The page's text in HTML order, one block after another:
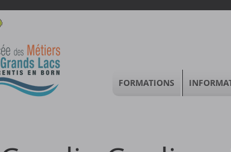
FORMATIONS